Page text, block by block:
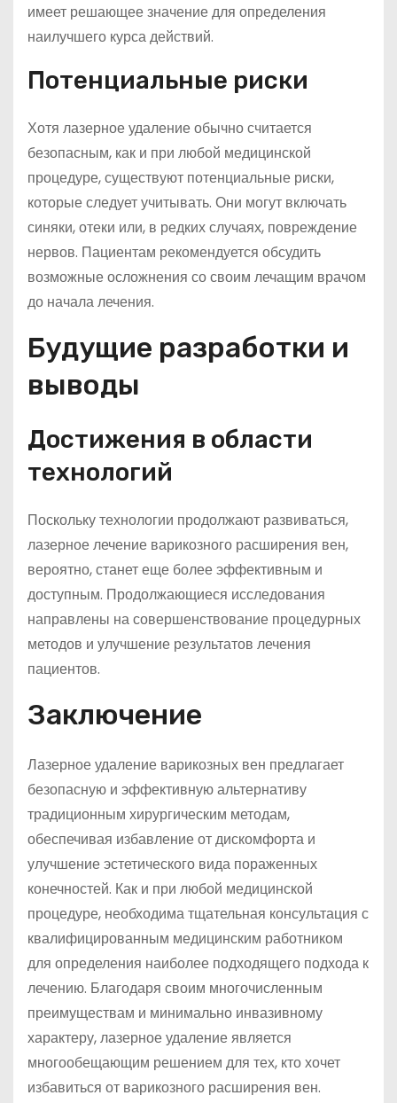
имеет решающее значение для определения
наилучшего курса действий.
Потенциальные риски
Хотя лазерное удаление обычно считается
безопасным, как и при любой медицинской
процедуре, существуют потенциальные риски,
которые следует учитывать. Они могут включать
синяки, отеки или, в редких случаях, повреждение
нервов. Пациентам рекомендуется обсудить
возможные осложнения со своим лечащим врачом
до начала лечения.
Будущие разработки и
выводы
Достижения в области
технологий
Поскольку технологии продолжают развиваться,
лазерное лечение варикозного расширения вен,
вероятно, станет еще более эффективным и
доступным. Продолжающиеся исследования
направлены на совершенствование процедурных
методов и улучшение результатов лечения
пациентов.
Заключение
Лазерное удаление варикозных вен предлагает
безопасную и эффективную альтернативу
традиционным хирургическим методам,
обеспечивая избавление от дискомфорта и
улучшение эстетического вида пораженных
конечностей. Как и при любой медицинской
процедуре, необходима тщательная консультация с
квалифицированным медицинским работником
для определения наиболее подходящего подхода к
лечению. Благодаря своим многочисленным
преимуществам и минимально инвазивному
характеру, лазерное удаление является
многообещающим решением для тех, кто хочет
избавиться от варикозного расширения вен.